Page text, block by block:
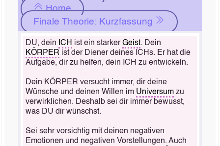
Home
Finale Theorie: Kurzfassung
DU, dein ICH ist ein starkerGeist. Dein
KÖRPER ist der Diener deines ICHs. Er hat die
Aufgabe, dir zu helfen, dein ICH zu entwickeln.
Dein KÖRPER versucht immer, dir deine
Wünsche und deinen Willen im Universum zu
verwirklichen. Deshalb sei dir immer bewusst,
was DU dir wünschst.
Sei sehr vorsichtig mit deinen negativen
Emotionen und negativen Vorstellungen. Auch